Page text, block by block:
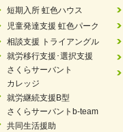
ス「Fc Bombo Junior」
した
短期入所 虹色ハウス
児童発達支援 虹色パーク
相談支援 トライアングル
就労移行支援･選択支援
さくらサーバント
カレッジ
就労継続支援B型
さくらサーバントb-team
共同生活援助